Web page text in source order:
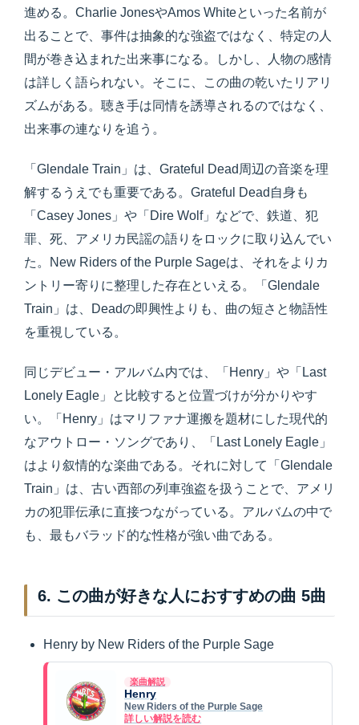
進める。Charlie JonesやAmos Whiteといった名前が
出ることで、事件は抽象的な強盗ではなく、特定の人
間が巻き込まれた出来事になる。しかし、人物の感情
は詳しく語られない。そこに、この曲の乾いたリアリ
ズムがある。聴き手は同情を誘導されるのではなく、
出来事の連なりを追う。
「Glendale Train」は、Grateful Dead周辺の音楽を理
解するうえでも重要である。Grateful Dead自身も
「Casey Jones」や「Dire Wolf」などで、鉄道、犯
罪、死、アメリカ民謡の語りをロックに取り込んでい
た。New Riders of the Purple Sageは、それをよりカ
ントリー寄りに整理した存在といえる。「Glendale
Train」は、Deadの即興性よりも、曲の短さと物語性
を重視している。
同じデビュー・アルバム内では、「Henry」や「Last
Lonely Eagle」と比較すると位置づけが分かりやす
い。「Henry」はマリファナ運搬を題材にした現代的
なアウトロー・ソングであり、「Last Lonely Eagle」
はより叙情的な楽曲である。それに対して「Glendale
Train」は、古い西部の列車強盗を扱うことで、アメリ
カの犯罪伝承に直接つながっている。アルバムの中で
も、最もバラッド的な性格が強い曲である。
6. この曲が好きな人におすすめの曲 5曲
Henry by New Riders of the Purple Sage
楽曲解説
Henry
New Riders of the Purple Sage
詳しい解説を読む